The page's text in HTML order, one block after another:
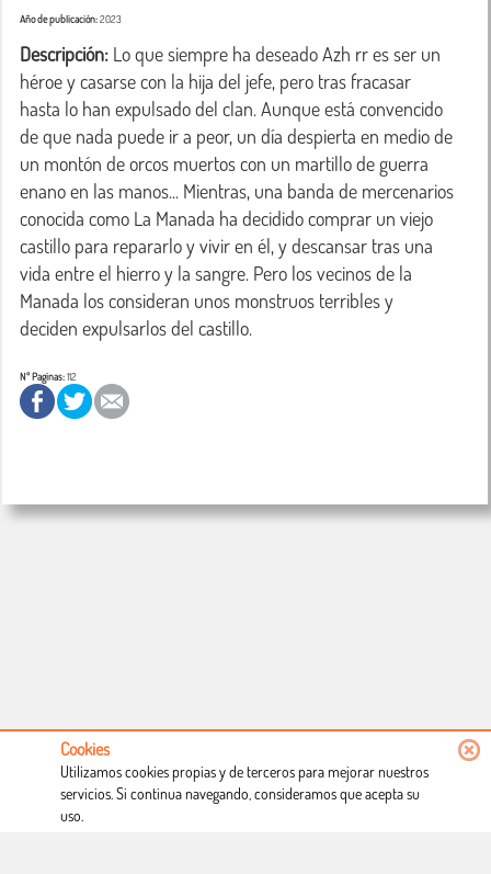
Año de publicación:2023
Descripción: Lo que siempre ha deseado Azh rr es ser un
héroe y casarse con la hija del jefe, pero tras fracasar
hasta lo han expulsado del clan. Aunque está convencido
de que nada puede ir a peor, un día despierta en medio de
un montón de orcos muertos con un martillo de guerra
enano en las manos... Mientras, una banda de mercenarios
conocida como La Manada ha decidido comprar un viejo
castillo para repararlo y vivir en él, y descansar tras una
vida entre el hierro y la sangre. Pero los vecinos de la
Manada los consideran unos monstruos terribles y
deciden expulsarlos del castillo.
Nº Paginas:112
Condiciones de uso
Cookies
Utilizamos cookies propias y de terceros para mejorar nuestros
servicios. Si continua navegando, consideramos que acepta su
uso.